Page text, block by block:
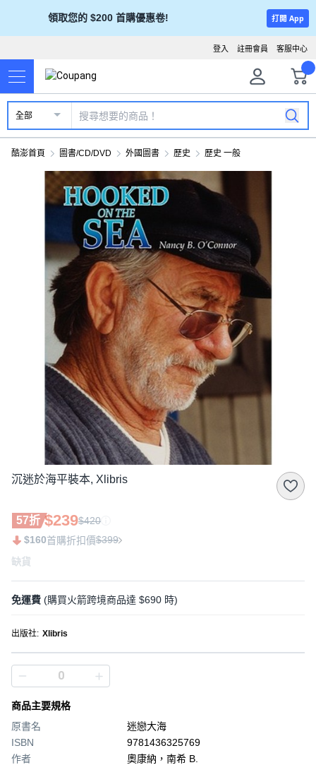
領取您的 $200 首購優惠卷! 打開 App
客服中心
註冊會員
登入
全部
酷澎首頁 圖書/CD/DVD 外國圖書 歷史 歷史 一般
沉迷於海平裝本, Xlibris
57折 $239$420
$160首購折扣價$399
缺貨
免運費 (購買火箭跨境商品達 $690 時)
出版社: Xlibris
商品主要規格
原書名
迷戀大海
ISBN
9781436325769
作者
奧康納，南希 B.